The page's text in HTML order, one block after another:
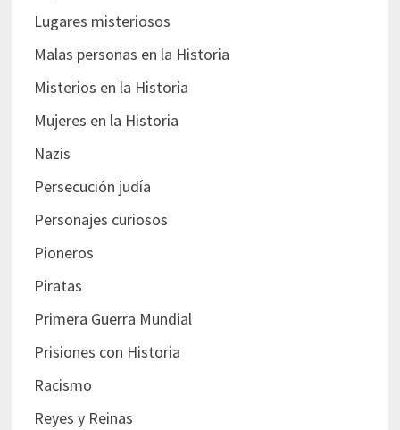
Lugares misteriosos
Malas personas en la Historia
Misterios en la Historia
Mujeres en la Historia
Nazis
Persecución judía
Personajes curiosos
Pioneros
Piratas
Primera Guerra Mundial
Prisiones con Historia
Racismo
Reyes y Reinas